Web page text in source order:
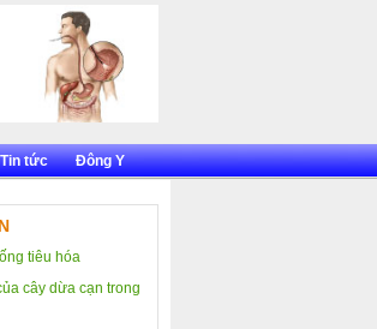
Tin tức Đông Y
tiêu hóa
cây dừa cạn trong